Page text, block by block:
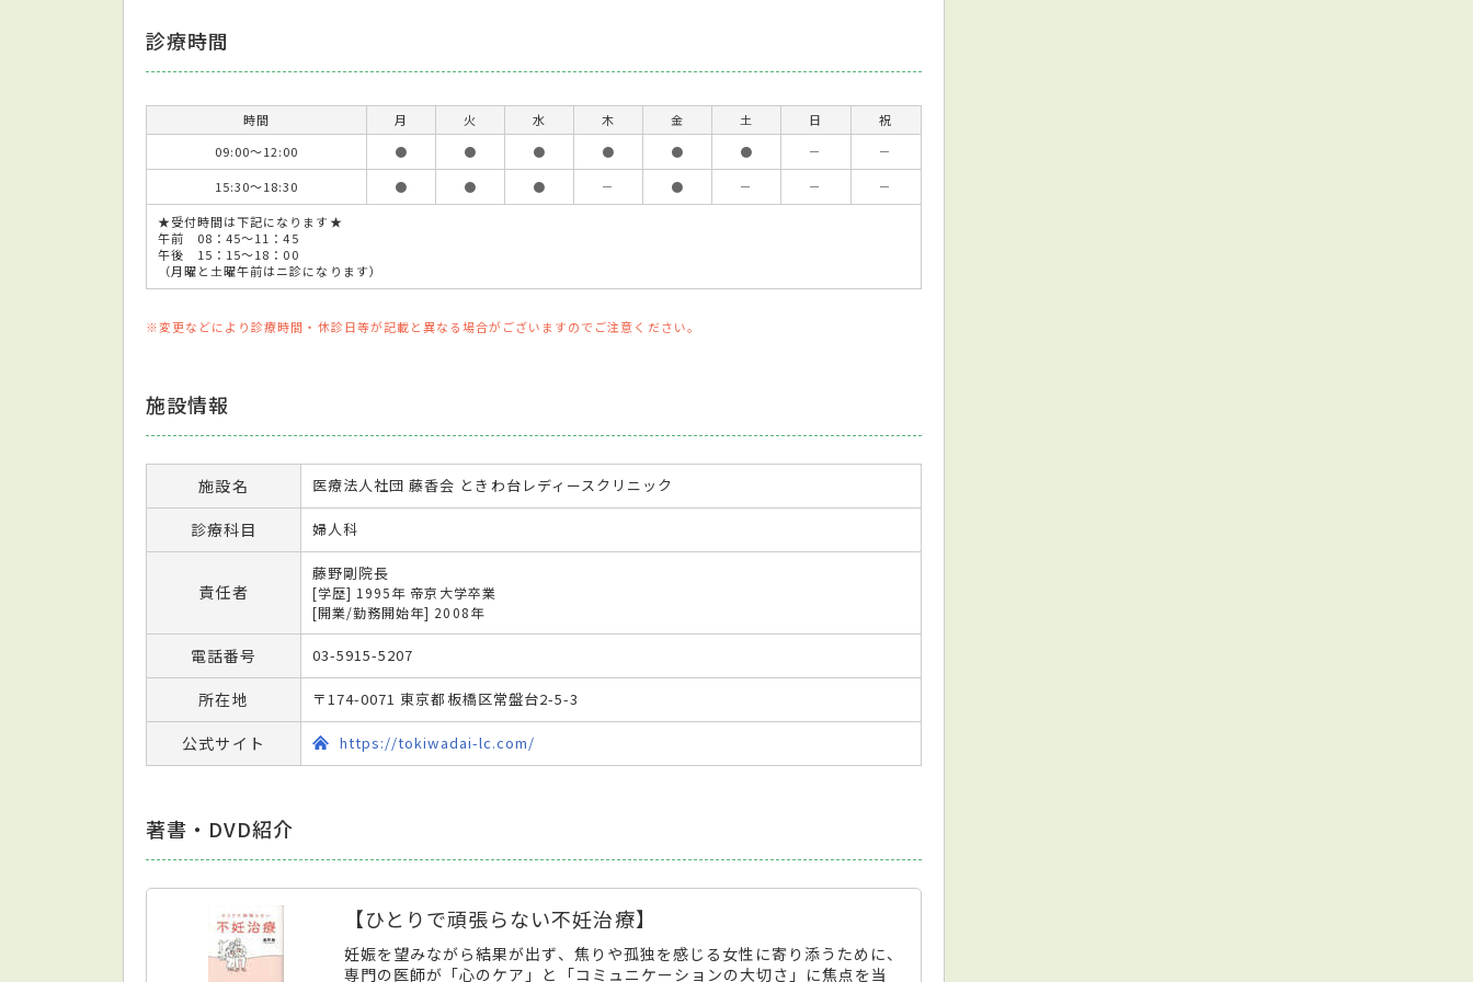
診療時間
時間 月 火 水 木 金 土 日
祝
09:00～12:00
● ● ● ● ● ● －
－
15:30～18:30
● ● ● － ● － －
－
★受付時間は下記になります★
午前 08：45〜11：45
午後 15：15〜18：00
（月曜と土曜午前はニ診になります）
※変更などにより診療時間・休診日等が記載と異なる場合がございますのでご注意ください。
施設情報
施設名 医療法人社団 藤香会 ときわ台レディースクリニック
診療科目 婦人科
責任者
藤野剛院長
[学歴] 1995年 帝京大学卒業
[開業/勤務開始年] 2008年
電話番号 03-5915-5207
所在地 〒174-0071 東京都板橋区常盤台2-5-3
公式サイト https://tokiwadai-lc.com/
著書・DVD紹介
【ひとりで頑張らない不妊治療】
妊娠を望みながら結果が出ず、焦りや孤独を感じる女性に寄り添うために、
専門の医師が「心のケア」と「コミュニケーションの大切さ」に焦点を当